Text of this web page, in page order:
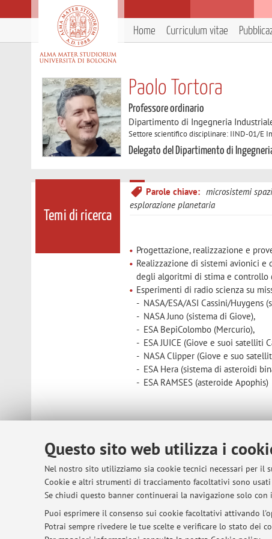
Questo sito web utilizza i
Nel nostro sito utilizziamo sia cookie tecnici necessari per
Cookie e altri strumenti di tracciamento facoltativi sono
Se chiudi questo banner continuerai la navigazione solo con
Puoi esprimere il consenso sui cookie facoltativi attivando
Potrai sempre rivedere le tue scelte e verificare lo stato dei
Home Curriculum vitae
Paolo Tortora
Professore ordinario
Dipartimento di Ingegneria
Settore scientifico disciplinare: IIND-01/E
Delegato del Dipartimento di
Temi di ricerca
Parole chiave: microsistemi
esplorazione planetaria
Progettazione, realizzazione e
Realizzazione di sistemi avionici
degli algoritmi di stima e controllo
Esperimenti di radio scienza su
- NASA/ESA/ASI Cassini/Huygens
- NASA Juno (sistema di Giove),
- ESA BepiColombo (Mercurio),
- ESA JUICE (Giove e suoi satelliti
- NASA Clipper (Giove e suo
- ESA Hera (sistema di asteroidi
- ESA RAMSES (asteroide Apophis)
© 2026 - ALMA MATER STUDIORUM -